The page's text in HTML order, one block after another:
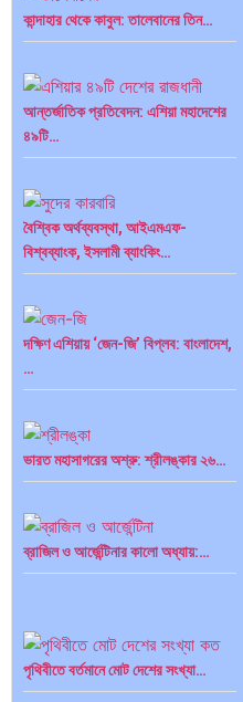
কান্দাহার থেকে কাবুল: তালেবানের তিন…
আন্তর্জাতিক প্রতিবেদন: এশিয়া মহাদেশের
৪৯টি…
বৈশ্বিক অর্থব্যবস্থা, আইএমএফ-
বিশ্বব্যাংক, ইসলামী ব্যাংকিং…
দক্ষিণ এশিয়ায় ‘জেন-জি’ বিপ্লব: বাংলাদেশ,
…
ভারত মহাসাগরের অশ্রু: শ্রীলঙ্কার ২৬…
ব্রাজিল ও আর্জেন্টিনার কালো অধ্যায়:…
পৃথিবীতে বর্তমানে মোট দেশের সংখ্যা…